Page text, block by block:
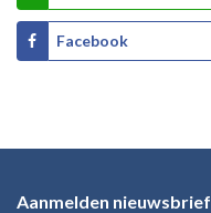
Facebook
Aanmelden nieuwsbrief